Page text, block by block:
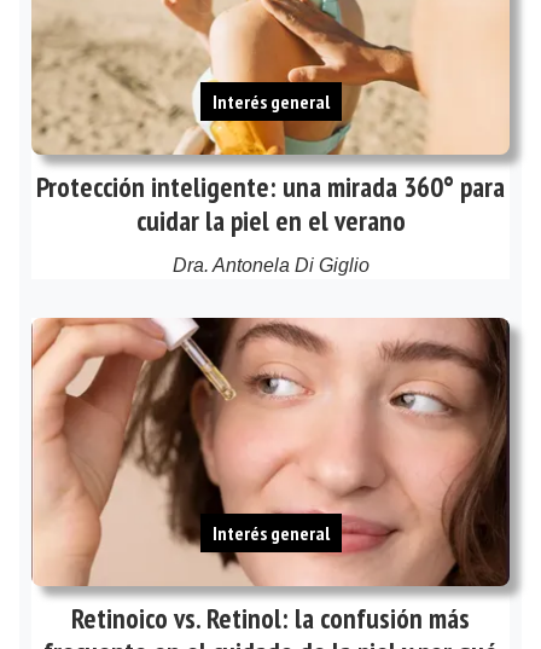
Protección inteligente: una mirada 360° para
cuidar la piel en el verano
Dra. Antonela Di Giglio
Interés general
Retinoico vs. Retinol: la confusión más
Interés general